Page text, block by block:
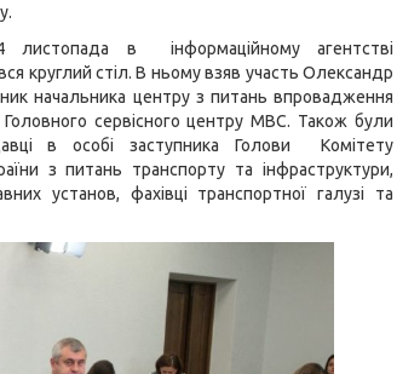
листопада в інформаційному агентстві
круглий стіл. В ньому взяв участь Олександр
начальника центру з питань впровадження
Головного сервісного центру МВС. Також були
в особі заступника Голови Комітету
з питань транспорту та інфраструктури,
установ, фахівці транспортної галузі та